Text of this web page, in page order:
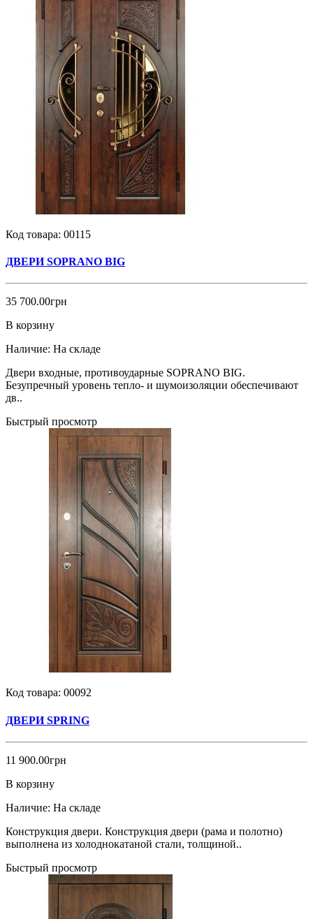
Код товара: 00115
ДВЕРИ SOPRANO BIG
35 700.00грн
В корзину
Наличие: На складе
Двери входные, противоударные SOPRANO BIG.
Безупречный уровень тепло- и шумоизоляции обеспечивают
дв..
Быстрый просмотр
Код товара: 00092
ДВЕРИ SPRING
11 900.00грн
В корзину
Наличие: На складе
Конструкция двери. Конструкция двери (рама и полотно)
выполнена из холоднокатаной стали, толщиной..
Быстрый просмотр